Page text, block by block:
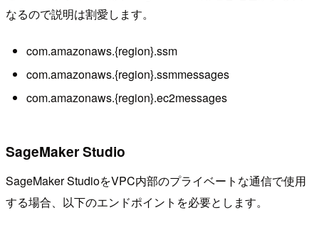
なるので説明は割愛します。
com.amazonaws.{region}.ssm
com.amazonaws.{region}.ssmmessages
com.amazonaws.{region}.ec2messages
SageMaker Studio
SageMaker StudioをVPC内部のプライベートな通信で使用
する場合、以下のエンドポイントを必要とします。